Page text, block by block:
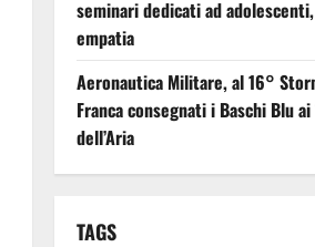
seminari dedicati ad
empatia
Aeronautica Militare, al 16°
Franca consegnati i Baschi Blu
dell’Aria
TAGS